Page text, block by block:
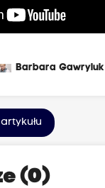
Barbara Gawryluk
(0)